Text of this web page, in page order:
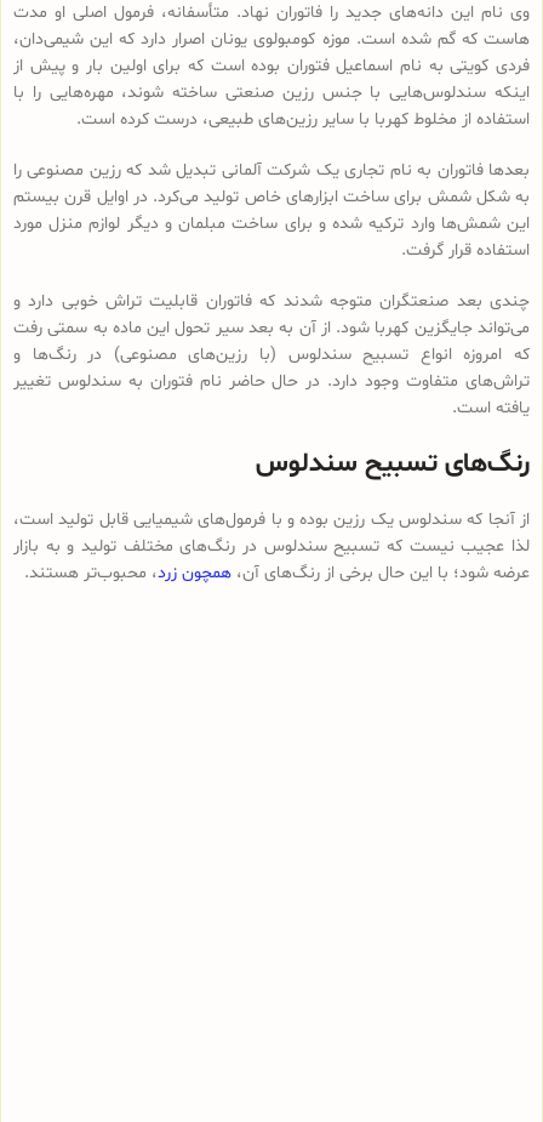
وی نام این دانه‌های جدید را فاتوران نهاد. متأسفانه، فرمول اصلی او مدت
هاست که گم شده است. موزه کومبولوی یونان اصرار دارد که این شیمی‌دان،
فردی کویتی به نام اسماعیل فتوران بوده است که برای اولین بار و پیش از
اینکه سندلوس‌هایی با جنس رزین صنعتی ساخته شوند، مهره‌هایی را با
استفاده از مخلوط کهربا با سایر رزین‌های طبیعی، درست کرده است.
بعدها فاتوران به نام تجاری یک شرکت آلمانی تبدیل شد که رزین مصنوعی را
به شکل شمش برای ساخت ابزارهای خاص تولید می‌کرد. در اوایل قرن بیستم
این شمش‌ها وارد ترکیه شده و برای ساخت مبلمان و دیگر لوازم منزل مورد
استفاده قرار گرفت.
چندی بعد صنعتگران متوجه شدند که فاتوران قابلیت تراش خوبی دارد و
می‌تواند جایگزین کهربا شود. از آن به بعد سیر تحول این ماده به سمتی رفت
که امروزه انواع تسبیح‌ سندلوس (با رزین‌های مصنوعی) در رنگ‌ها و
تراش‌های متفاوت وجود دارد. در حال حاضر نام فتوران به سندلوس تغییر
یافته است.
رنگ‌های تسبیح سندلوس
از آنجا که سندلوس یک رزین بوده و با فرمول‌های شیمیایی قابل تولید است،
لذا عجیب نیست که تسبیح سندلوس در رنگ‌های مختلف تولید و به بازار
عرضه شود؛ با این حال برخی از رنگ‌های آن، همچون زرد، محبوب‌تر هستند.